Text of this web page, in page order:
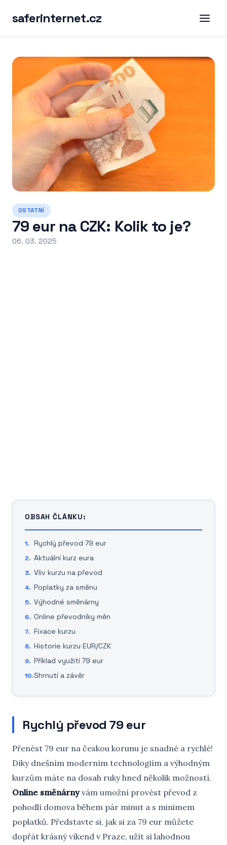
saferinternet.cz
OSTATNÍ
79 eur na CZK: Kolik to je?
06. 03. 2025
OBSAH ČLÁNKU:
Rychlý převod 79 eur
Aktuální kurz eura
Vliv kurzu na převod
Poplatky za směnu
Výhodné směnárny
Online převodníky měn
Fixace kurzu
Historie kurzu EUR/CZK
Příklad využití 79 eur
Shrnutí a závěr
Rychlý převod 79 eur
Přenést 79 eur na českou korunu je snadné a rychlé!
Díky dnešním moderním technologiím a výhodným
kurzům máte na dosah ruky hned několik možností.
Online směnárnyvám umožní provést převod z
pohodlí domova během pár minut a s minimem
poplatků. Představte si, jak si za 79 eur můžete
dopřát krásný víkend v Praze, užít si lahodnou